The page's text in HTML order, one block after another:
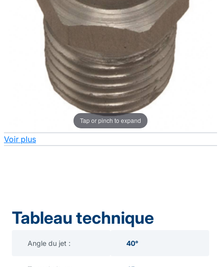
Tap or pinch to expand
Voir plus
Tableau technique
Angle du jet : 40°